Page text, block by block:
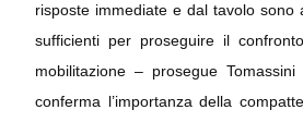
risposte immediate e dal tavolo sono
sufficienti per proseguire il
mobilitazione – prosegue
conferma l’importanza della